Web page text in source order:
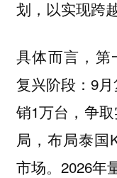
划，以实现跨
具体而言，第
复兴阶段：9
销1万台，争
局，布局泰国
市场。2026年